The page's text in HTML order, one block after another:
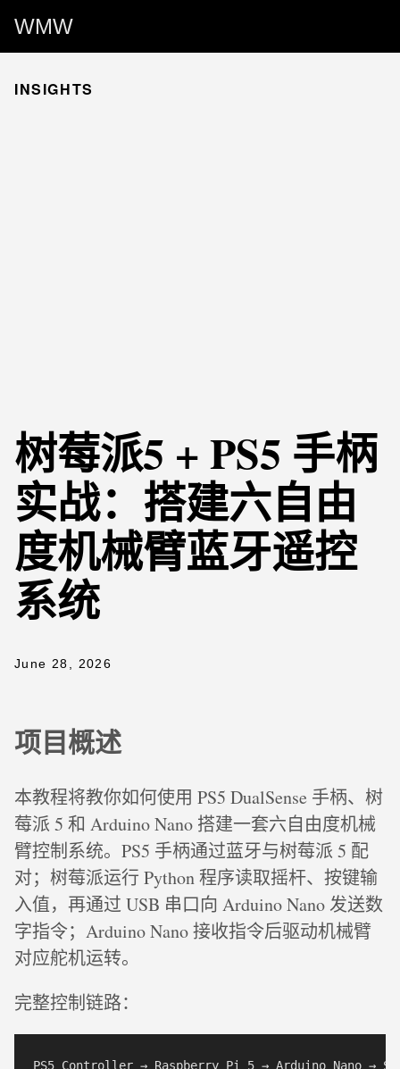
WMW
INSIGHTS
树莓派5 + PS5 手柄
实战：搭建六自由
度机械臂蓝牙遥控
系统
June 28, 2026
项目概述
本教程将教你如何使用 PS5 DualSense 手柄、树
莓派 5 和 Arduino Nano 搭建一套六自由度机械
臂控制系统。PS5 手柄通过蓝牙与树莓派 5 配
对；树莓派运行 Python 程序读取摇杆、按键输
入值，再通过 USB 串口向 Arduino Nano 发送数
字指令；Arduino Nano 接收指令后驱动机械臂
对应舵机运转。
完整控制链路：